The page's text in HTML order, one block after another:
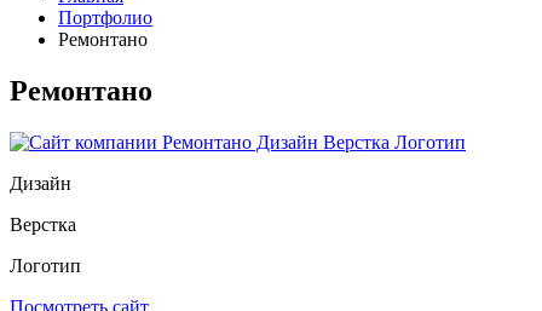
Портфолио
Ремонтано
Ремонтано
Дизайн
Верстка
Логотип
Посмотреть сайт